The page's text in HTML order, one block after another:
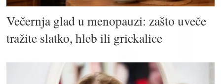
Večernja glad u menopauzi: zašto uveče
tražite slatko, hleb ili grickalice